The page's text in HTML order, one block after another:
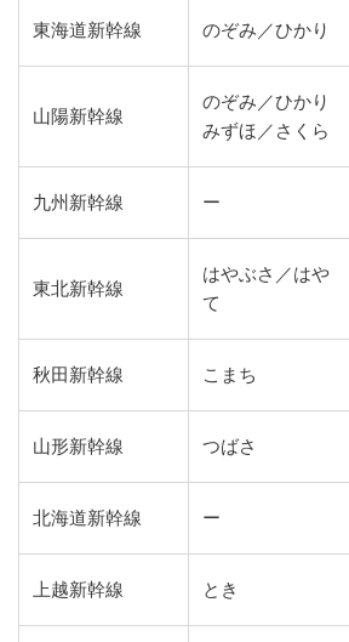
東海道新幹線 のぞみ／ひかり
山陽新幹線
のぞみ／ひかり
みずほ／さくら
九州新幹線 ー
東北新幹線
はやぶさ／はや
て
秋田新幹線 こまち
山形新幹線 つばさ
北海道新幹線 ー
上越新幹線 とき